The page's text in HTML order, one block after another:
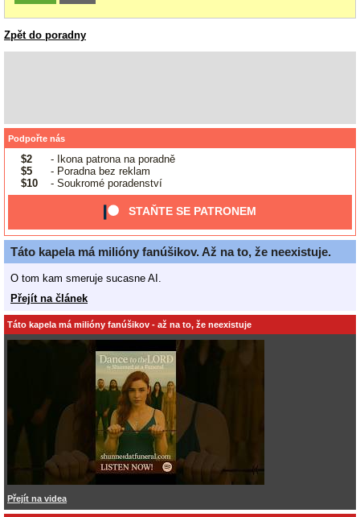
Zpět do poradny
Podpořte nás
$2
- Ikona patrona na poradně
$5
- Poradna bez reklam
$10
- Soukromé poradenství
STAŇTE SE PATRONEM
Táto kapela má milióny fanúšikov. Až na to, že neexistuje.
O tom kam smeruje sucasne AI.
Přejít na článek
Táto kapela má milióny fanúšikov - až na to, že neexistuje
Přejít na videa